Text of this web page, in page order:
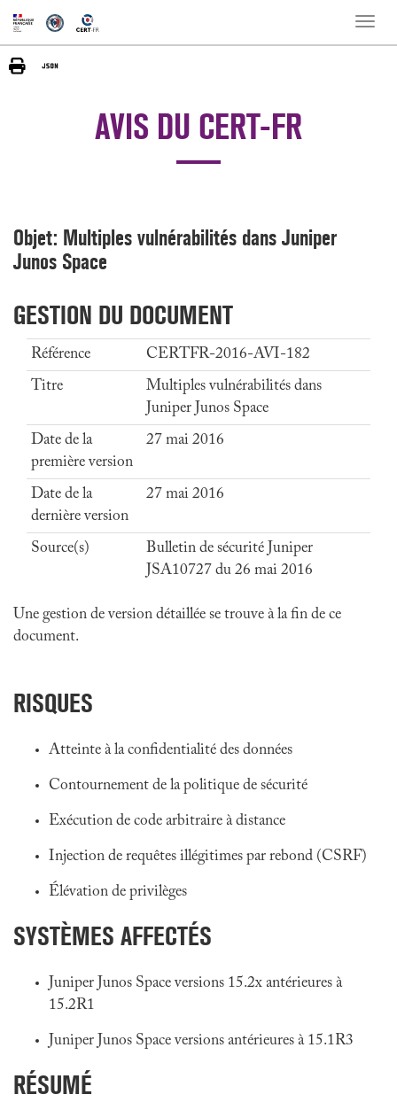
Toggle
AVIS DU CERT-FR
Objet: Multiples vulnérabilités dans Juniper
Junos Space
GESTION DU DOCUMENT
Référence
CERTFR-2016-AVI-182
Titre
Multiples vulnérabilités dans
Juniper Junos Space
Date de la
première version
27 mai 2016
Date de la
dernière version
27 mai 2016
Source(s)
Bulletin de sécurité Juniper
JSA10727 du 26 mai 2016
Une gestion de version détaillée se trouve à la fin de ce
document.
RISQUES
Atteinte à la confidentialité des données
Contournement de la politique de sécurité
Exécution de code arbitraire à distance
Injection de requêtes illégitimes par rebond (CSRF)
Élévation de privilèges
SYSTÈMES AFFECTÉS
Juniper Junos Space versions 15.2x antérieures à
15.2R1
Juniper Junos Space versions antérieures à 15.1R3
RÉSUMÉ